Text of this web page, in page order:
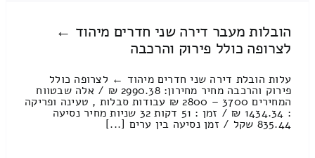
הובלות מעבר דירה שני חדרים מיהוד ←
לצרופה כולל פירוק והרכבה
עלות הובלת דירה שני חדרים מיהוד ← לצרופה כולל
פירוק והרכבה מחיר מחירון: 2990.38 ₪ / אלה שבטווח
המחירים 3700 – 2800 ₪ עבודות סבלות , טעינה ופריקה
: 1434.34 ₪ / זמן : 51 דקות 32 שניות מחיר נסיעה
835.44 שקל / זמן נסיעה בין ערים [...]